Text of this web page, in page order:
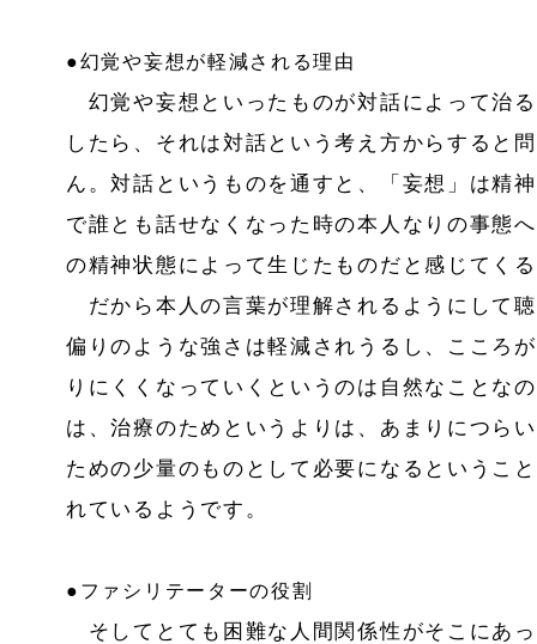
●幻覚や妄想が軽減される理由
幻覚や妄想といったものが対話によって治
したら、それは対話という考え方からすると
ん。対話というものを通すと、「妄想」は精
で誰とも話せなくなった時の本人なりの事態
の精神状態によって生じたものだと感じてく
だから本人の言葉が理解されるようにして
偏りのような強さは軽減されうるし、こころ
りにくくなっていくというのは自然なことな
は、治療のためというよりは、あまりにつら
ための少量のものとして必要になるというこ
れているようです。
●ファシリテーターの役割
そしてとても困難な人間関係性がそこにあ